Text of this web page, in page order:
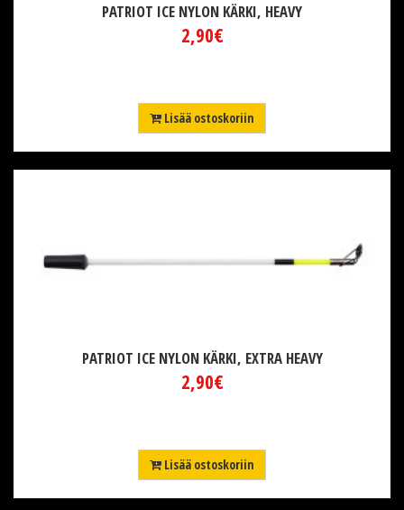
PATRIOT ICE NYLON KÄRKI, HEAVY
2,90€
Lisää ostoskoriin
PATRIOT ICE NYLON KÄRKI, EXTRA HEAVY
2,90€
Lisää ostoskoriin